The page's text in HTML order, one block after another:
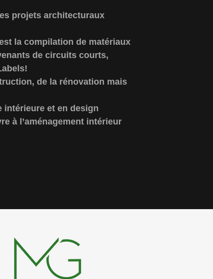
projets architecturaux
la compilation de matériaux
de circuits courts,
de la rénovation mais
intérieure et en design
à l’aménagement intérieur